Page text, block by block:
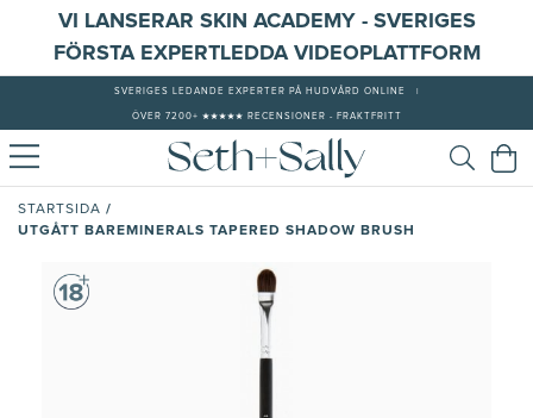
VI LANSERAR SKIN ACADEMY - SVERIGES
FÖRSTA EXPERTLEDDA VIDEOPLATTFORM
SVERIGES LEDANDE EXPERTER PÅ HUDVÅRD ONLINE
ÖVER 7200+ ★★★★★ RECENSIONER - FRAKTFRITT
STARTSIDA /
UTGÅTT BAREMINERALS TAPERED SHADOW BRUSH